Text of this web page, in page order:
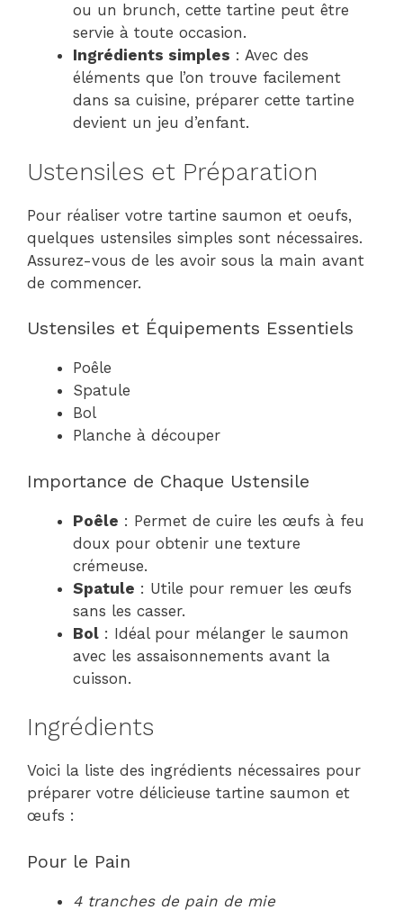
ou un brunch, cette tartine peut être
servie à toute occasion.
Ingrédients simples : Avec des
éléments que l’on trouve facilement
dans sa cuisine, préparer cette tartine
devient un jeu d’enfant.
Ustensiles et Préparation
Pour réaliser votre tartine saumon et oeufs,
quelques ustensiles simples sont nécessaires.
Assurez-vous de les avoir sous la main avant
de commencer.
Ustensiles et Équipements Essentiels
Poêle
Spatule
Bol
Planche à découper
Importance de Chaque Ustensile
Poêle : Permet de cuire les œufs à feu
doux pour obtenir une texture
crémeuse.
Spatule : Utile pour remuer les œufs
sans les casser.
Bol : Idéal pour mélanger le saumon
avec les assaisonnements avant la
cuisson.
Ingrédients
Voici la liste des ingrédients nécessaires pour
préparer votre délicieuse tartine saumon et
œufs :
Pour le Pain
4 tranches de pain de mie